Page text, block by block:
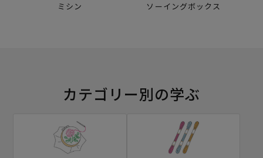
ミシン ソーイングボックス
カテゴリー別の学ぶ